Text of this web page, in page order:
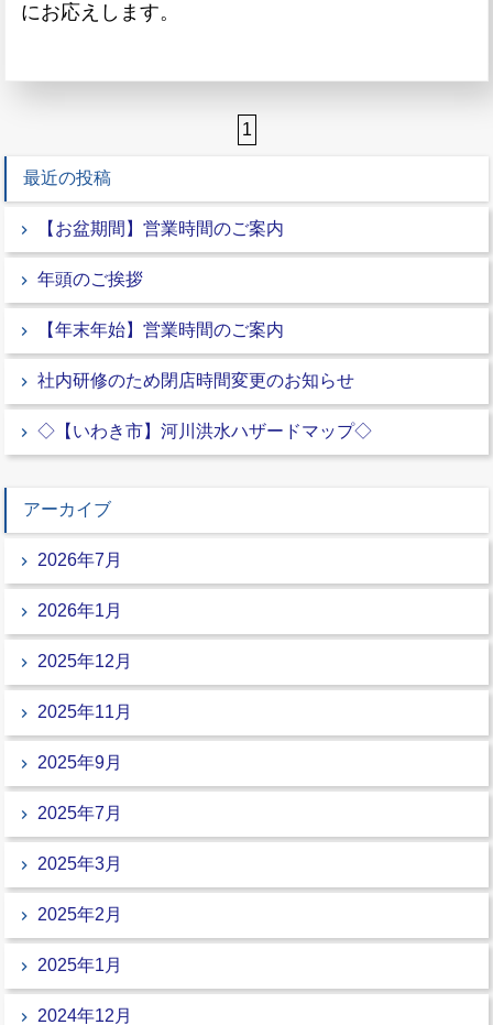
にお応えします。
1
最近の投稿
【お盆期間】営業時間のご案内
年頭のご挨拶
【年末年始】営業時間のご案内
社内研修のため閉店時間変更のお知らせ
◇【いわき市】河川洪水ハザードマップ◇
アーカイブ
2026年7月
2026年1月
2025年12月
2025年11月
2025年9月
2025年7月
2025年3月
2025年2月
2025年1月
2024年12月